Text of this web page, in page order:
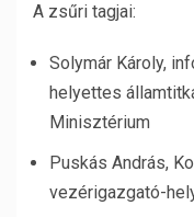
A zsűri tagjai:
Solymár Károly,
helyettes
Minisztérium
Puskás András,
vezérigazgató-